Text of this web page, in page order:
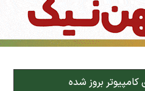
کامپیوتر بروز شده